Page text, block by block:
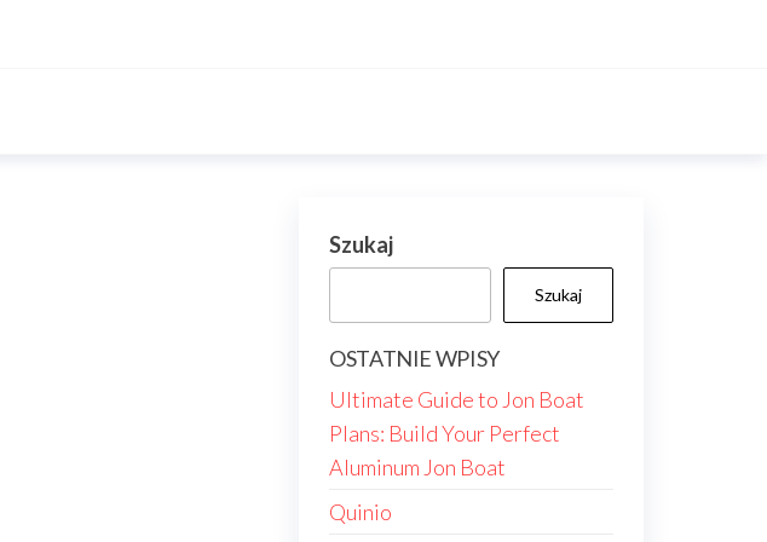
Szukaj
Szukaj
OSTATNIE WPISY
Ultimate Guide to Jon Boat
Plans: Build Your Perfect
Aluminum Jon Boat
Quinio